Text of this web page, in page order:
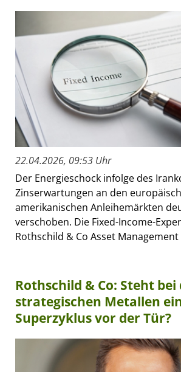
22.04.2026, 09:53 Uhr
Der Energieschock infolge des
Zinserwartungen an den
amerikanischen Anleihemärkten
verschoben. Die Fixed-Income-
Rothschild & Co Asset
Rothschild & Co: Steht bei
strategischen Metallen
Superzyklus vor der Tür?